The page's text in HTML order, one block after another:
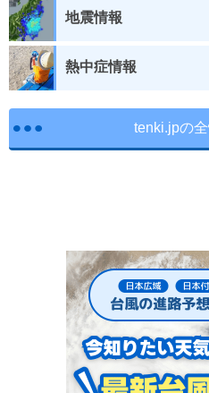
地震情報
熱中症情報
tenki.jpの